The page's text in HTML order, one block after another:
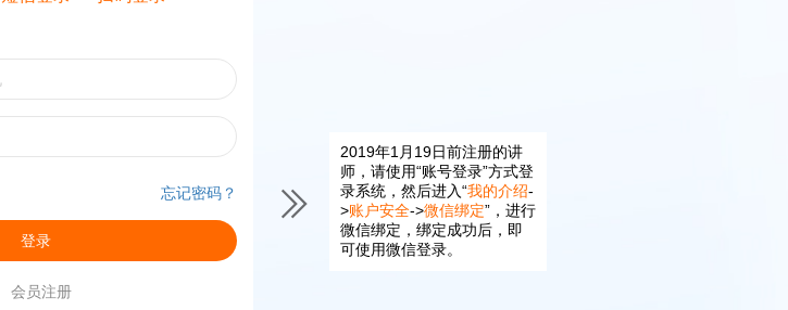
忘记密码？
登录
会员注册
2019年1月19日前注册的讲
师，请使用“账号登录”方式登
录系统，然后进入“我的介绍-
>账户安全->微信绑定”，进行
微信绑定，绑定成功后，即
可使用微信登录。